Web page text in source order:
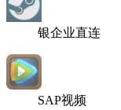
银企业直连
SAP视频